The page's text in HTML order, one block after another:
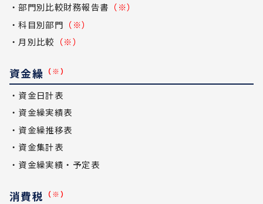
・部門別比較財務報告書 （※）
・科目別部門 （※）
・月別比較 （※）
資金繰 （※）
・資金日計表
・資金繰実績表
・資金繰推移表
・資金集計表
・資金繰実績・予定表
消費税 （※）